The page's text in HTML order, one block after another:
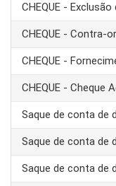
CHEQUE -
CHEQUE - Contra-
CHEQUE -
CHEQUE - Cheque
Saque de conta de
Saque de conta de
Saque de conta de